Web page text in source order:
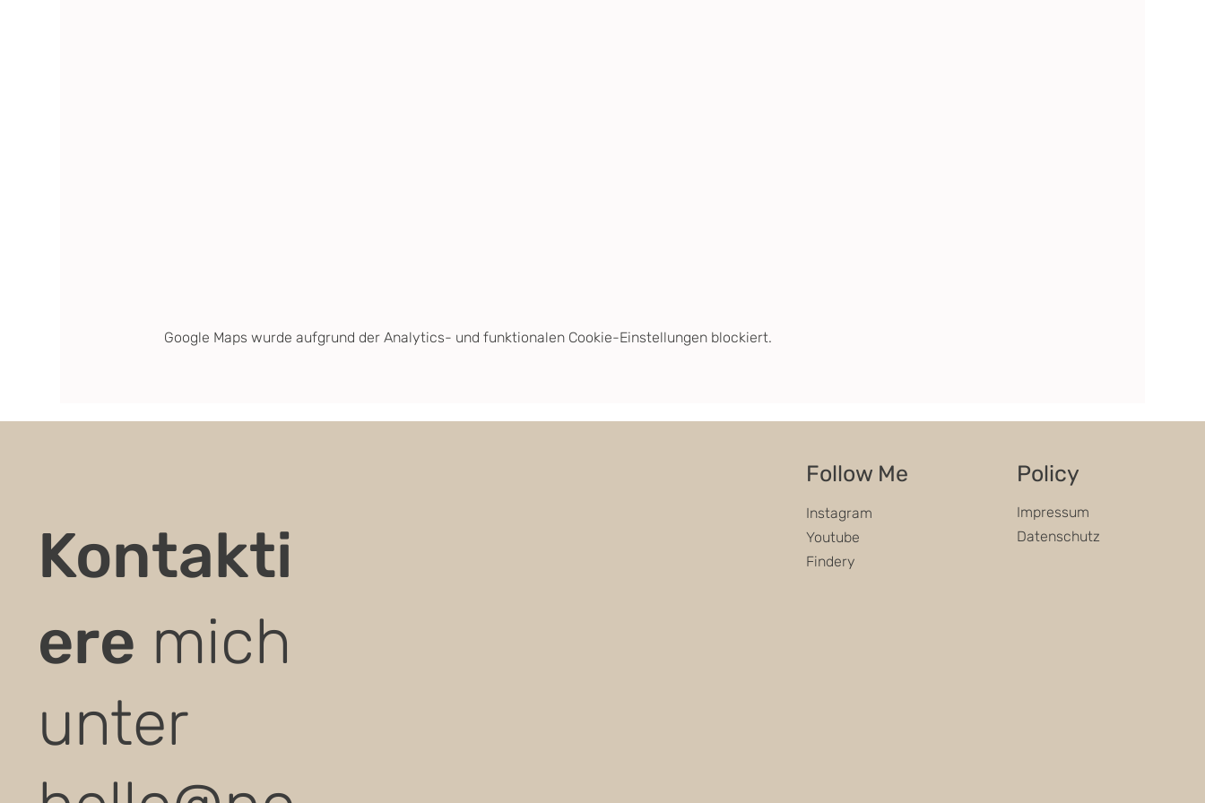
Google Maps wurde aufgrund der Analytics- und funktionalen Cookie-Einstellungen blockiert.
Kontakti
ere mich
unter
Follow Me
Instagram
Youtube
Findery
Policy
Impressum
Datenschutz